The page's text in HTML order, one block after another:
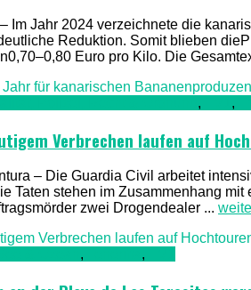
Im Jahr 2024 verzeichnete die
Reduktion. Somit blieben
Euro pro Kilo. Die
, ,
Verbrechen laufen auf
– Die Guardia Civil arbeitet
Taten stehen im Zusammenhang
zwei Drogendealer ...
, ,